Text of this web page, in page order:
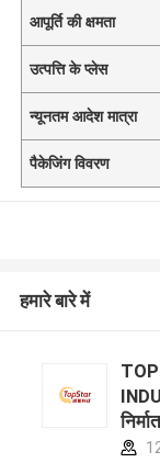
आपूर्ति की क्षमता
उत्पत्ति के प्लेस
न्यूनतम आदेश मात्रा
पैकेजिंग विवरण
हमारे बारे में